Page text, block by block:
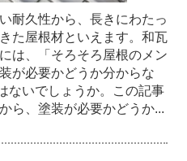
耐久性から、長きにわたっ
た屋根材といえます。和瓦
は、「そろそろ屋根のメン
が必要かどうか分からな
ないでしょうか。この記事
ら、塗装が必要かどうか...